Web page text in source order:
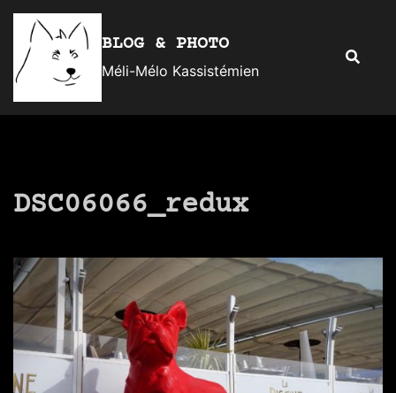
Aller
contenu
BLOG & PHOTO
Méli-Mélo Kassistémien
DSC06066_redux